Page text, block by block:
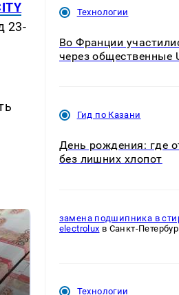
23-
Технологии
Во Франции
через общественные
Гид по Казани
День рождения: где
без лишних хлопот
замена подшипника в
electrolux в Санкт-
Технологии